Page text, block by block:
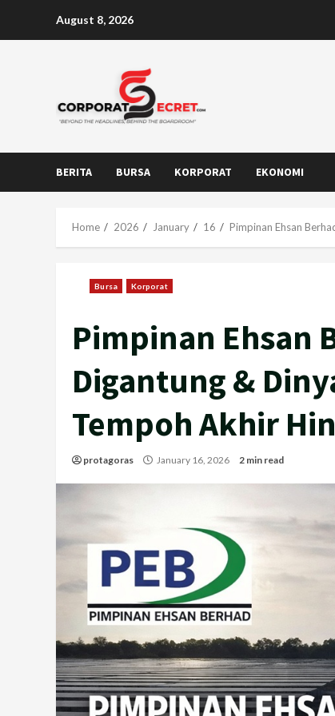
August 8, 2026
BERITA BURSA KORPORAT EKONOMI
Home 2026 January 16 Pimpinan Ehsan
Bursa Korporat
Pimpinan Ehsan
Digantung &
Tempoh Akhir
protagoras January 16, 2026 2 min read